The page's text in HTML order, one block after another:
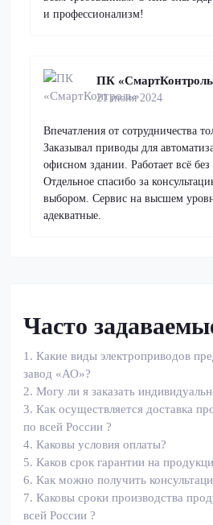
и профессионализм!
ПК
21 июня 2024
Впечатления от сотрудничества
Заказывал приводы для
офисном здании. Работает всё без
Отдельное спасибо за
выбором. Сервис на высшем
адекватные.
Часто
1. Какие виды электроприводов
завод «АО»?
2. Могу ли я заказать
3. Как осуществляется доставка
по всей России ?
4. Каковы условия оплаты?
5. Каков срок гарантии на
6. Как можно получить
7. Каковы сроки производства
всей России ?